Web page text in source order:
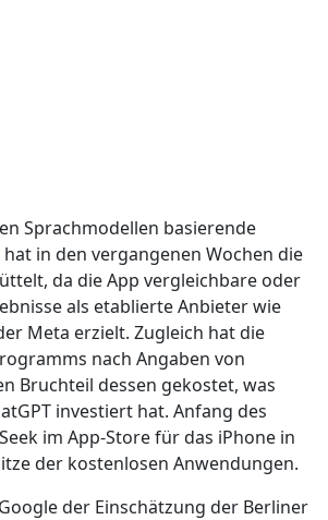
Sprachmodellen basierende
in den vergangenen Wochen die
da die App vergleichbare oder
als etablierte Anbieter wie
Meta erzielt. Zugleich hat die
nach Angaben von
Bruchteil dessen gekostet, was
investiert hat. Anfang des
im App-Store für das iPhone in
der kostenlosen Anwendungen.
der Einschätzung der Berliner